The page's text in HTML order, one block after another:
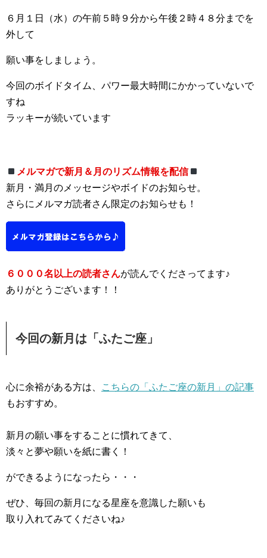
６月１日（水）の午前５時９分から午後２時４８分までを
外して
願い事をしましょう。
今回のボイドタイム、パワー最大時間にかかっていないで
すね
ラッキーが続いています
メルマガで新月＆月のリズム情報を配信
新月・満月のメッセージやボイドのお知らせ。
さらにメルマガ読者さん限定のお知らせも！
６０００名以上の読者さんが読んでくださってます♪
ありがとうございます！！
今回の新月は「ふたご座」
心に余裕がある方は、
こちらの「ふたご座の新月」の記事
もおすすめ。
新月の願い事をすることに慣れてきて、
淡々と夢や願いを紙に書く！
ができるようになったら・・・
ぜひ、毎回の新月になる星座を意識した願いも
取り入れてみてくださいね♪